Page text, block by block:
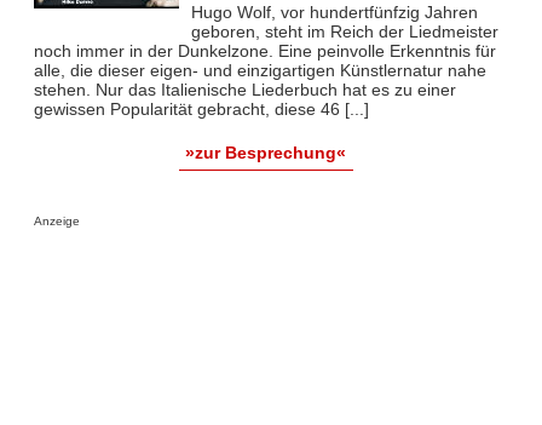
Hugo Wolf, vor hundertfünfzig Jahren
geboren, steht im Reich der Liedmeister
noch immer in der Dunkelzone. Eine peinvolle Erkenntnis für
alle, die dieser eigen- und einzigartigen Künstlernatur nahe
stehen. Nur das Italienische Liederbuch hat es zu einer
gewissen Popularität gebracht, diese 46 [...]
»zur Besprechung«
Anzeige